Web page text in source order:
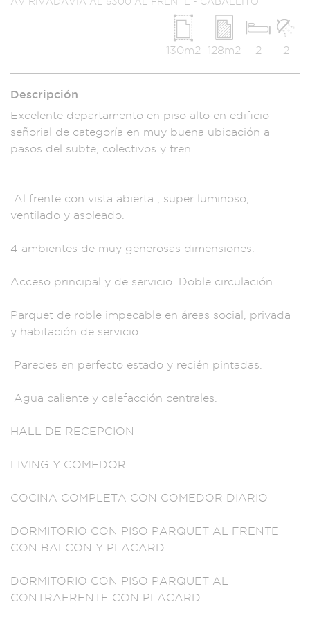
2
2
128m2
130m2
Descripción
Excelente departamento en piso al to en edificio
señorial de categoría en muy buena ubicación a
pasos de l subte, col ectivos y tren.
Al frente con vista abierta , super luminoso,
ventilado y asoleado.
4 ambientes de muy generosas dimensiones.
Acceso principal y de servicio. Doble circulación.
Parquet de roble impecable en áreas socia l, privada
y habitación de servicio
Paredes en perfecto estado y recién pintadas
Agua caliente y calefacción centrales.
HALL DE RECEPCION
LIVING Y COMEDOR
COCINA COMPL ETA CON COMEDOR DIARIO
DORMITORIO CON PISO PARQUET AL FRENTE
CON BALCON Y PLACARD
DORMITORIO CON PISO PARQUET AL
CONTRAFRENTE CON PLACARD